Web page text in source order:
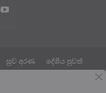
සුව අරණ
දේශිය පුවත්